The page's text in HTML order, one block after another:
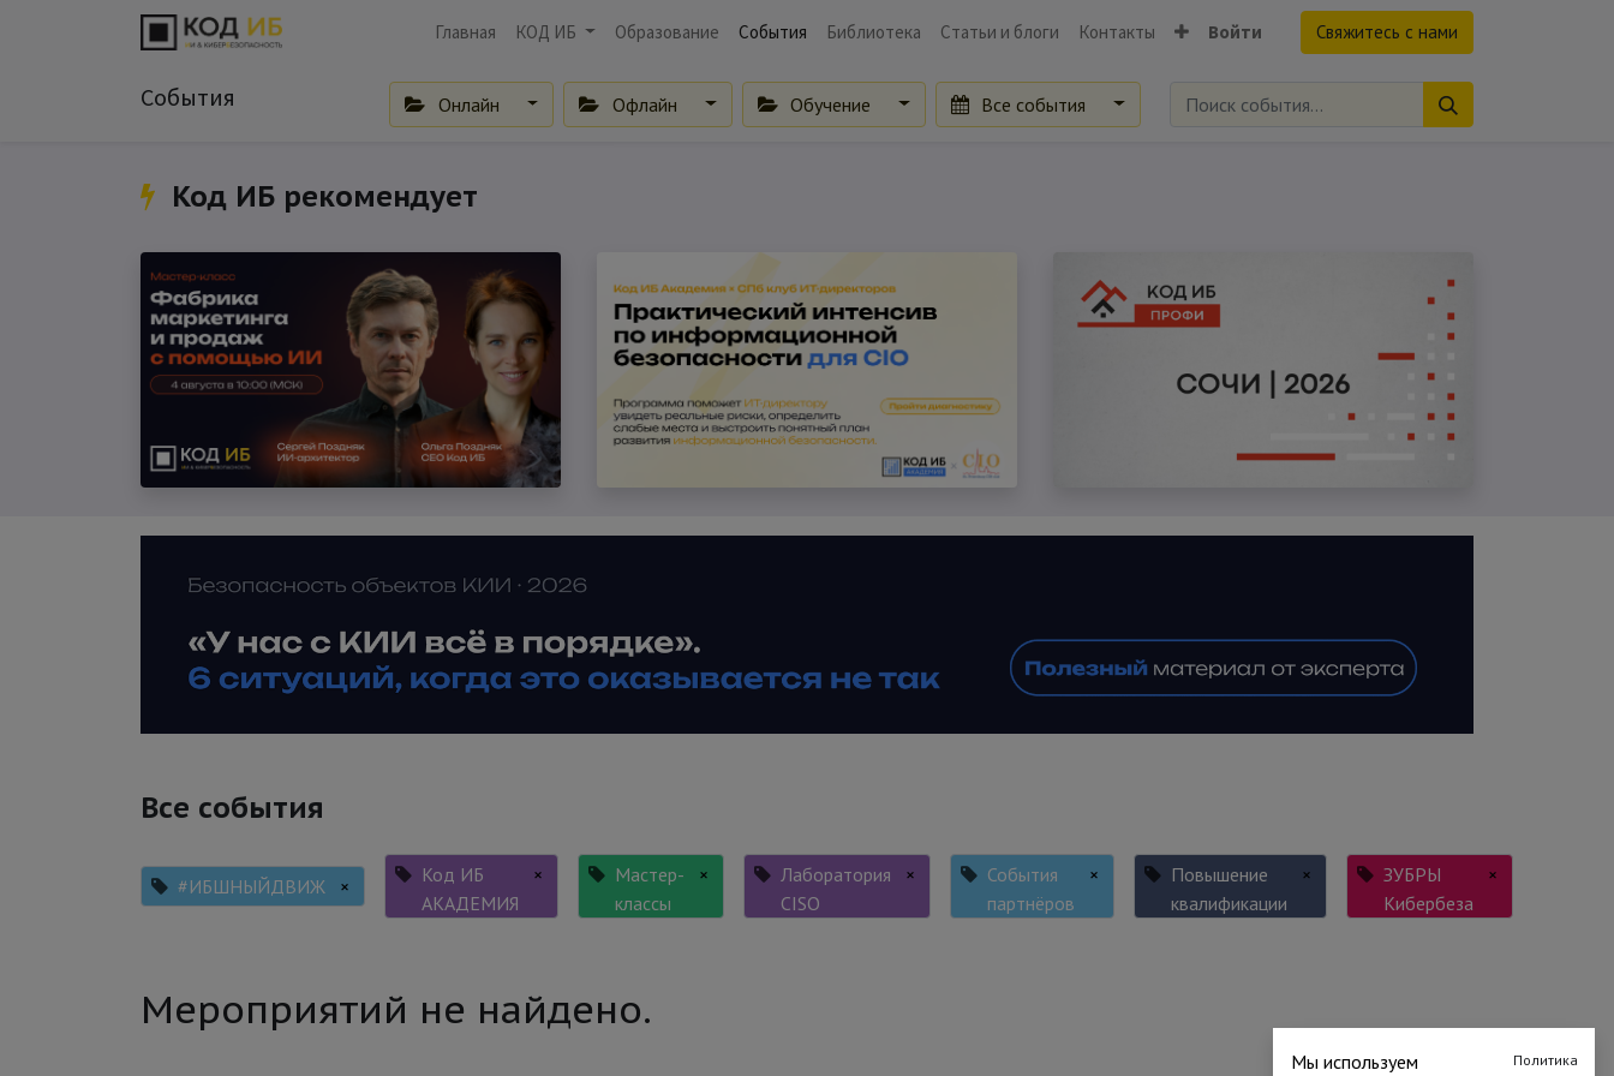
Главная КОД ИБ Образование События Библиотека Статьи и блоги Контакты Войти Свяжитесь с нами
События Онлайн Офлайн Обучение Все события
Код ИБ рекомендует
Все события
#ИБШНЫЙДВИЖ ×
Код ИБ
АКАДЕМИЯ
×
Мастер-
классы
×
Лаборатория
CISO
×
События
партнёров
×
Повышение
квалификации
×
ЗУБРЫ
Кибербеза
×
Мероприятий не найдено.
Мы используем
Политика